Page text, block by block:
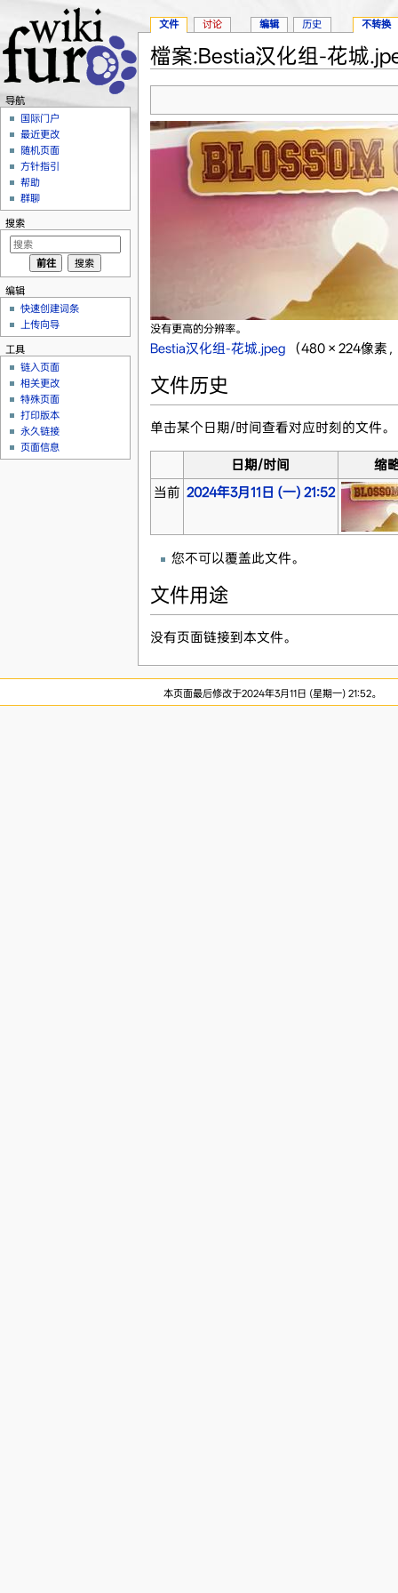
檔案:Bestia汉化组-花城
没有更高的分辨率。
Bestia汉化组-花城.jpeg‎ （480 × 224像素
文件历史
单击某个日期/时间查看对应时刻的文件。
日期/时间
缩
当前 2024年3月11日 (一) 21:52
您不可以覆盖此文件。
文件用途
没有页面链接到本文件。
文件 讨论 编辑 历史 不转换
导航
国际门户
最近更改
随机页面
方针指引
帮助
群聊
搜索
编辑
快速创建词条
上传向导
工具
链入页面
相关更改
特殊页面
打印版本
永久链接
页面信息
本页面最后修改于2024年3月11日 (星期一) 21:52。